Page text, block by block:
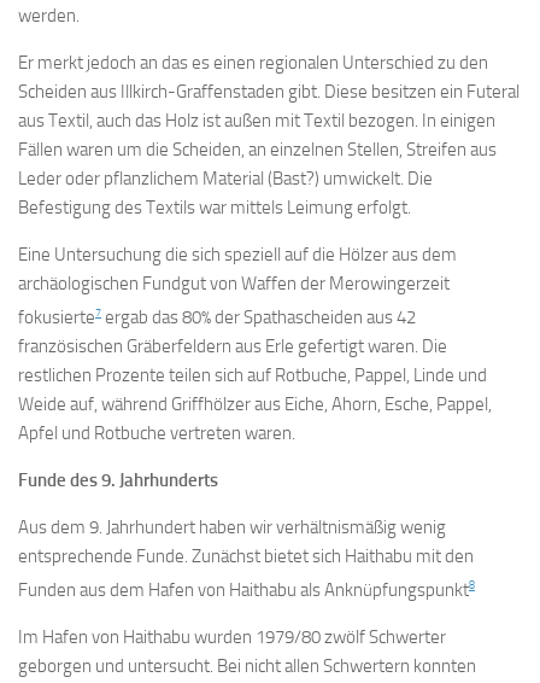
werden.
Er merkt jedoch an das es einen regionalen Unterschied zu den
Scheiden aus Illkirch-Graffenstaden gibt. Diese besitzen ein Futeral
aus Textil, auch das Holz ist außen mit Textil bezogen. In einigen
Fällen waren um die Scheiden, an einzelnen Stellen, Streifen aus
Leder oder pflanzlichem Material (Bast?) umwickelt. Die
Befestigung des Textils war mittels Leimung erfolgt.
Eine Untersuchung die sich speziell auf die Hölzer aus dem
archäologischen Fundgut von Waffen der Merowingerzeit
fokusierte7 ergab das 80% der Spathascheiden aus 42
französischen Gräberfeldern aus Erle gefertigt waren. Die
restlichen Prozente teilen sich auf Rotbuche, Pappel, Linde und
Weide auf, während Griffhölzer aus Eiche, Ahorn, Esche, Pappel,
Apfel und Rotbuche vertreten waren.
Funde des 9. Jahrhunderts
Aus dem 9. Jahrhundert haben wir verhältnismäßig wenig
entsprechende Funde. Zunächst bietet sich Haithabu mit den
Funden aus dem Hafen von Haithabu als Anknüpfungspunkt8
Im Hafen von Haithabu wurden 1979/80 zwölf Schwerter
geborgen und untersucht. Bei nicht allen Schwertern konnten